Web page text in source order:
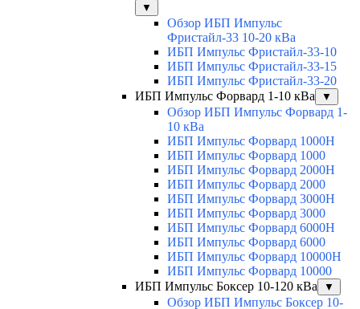
▼
Обзор ИБП Импульс
Фристайл-33 10-20 кВа
ИБП Импульс Фристайл-33-10
ИБП Импульс Фристайл-33-15
ИБП Импульс Фристайл-33-20
ИБП Импульс Форвард 1-10 кВа
▼
Обзор ИБП Импульс Форвард 1-
10 кВа
ИБП Импульс Форвард 1000H
ИБП Импульс Форвард 1000
ИБП Импульс Форвард 2000H
ИБП Импульс Форвард 2000
ИБП Импульс Форвард 3000H
ИБП Импульс Форвард 3000
ИБП Импульс Форвард 6000H
ИБП Импульс Форвард 6000
ИБП Импульс Форвард 10000H
ИБП Импульс Форвард 10000
ИБП Импульс Боксер 10-120 кВа
▼
Обзор ИБП Импульс Боксер 10-